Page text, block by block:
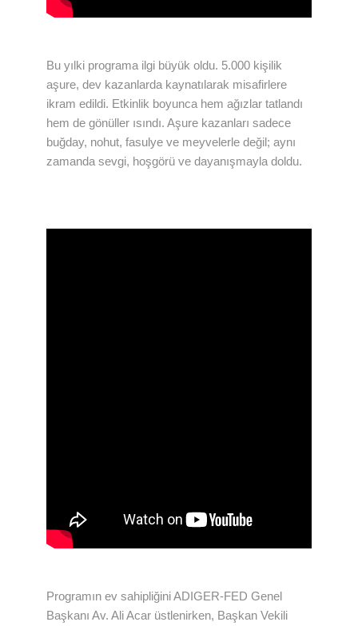
Bu yılki programa ilgi büyük oldu. 5.000 kişilik
aşure, dev kazanlarda kaynatılarak misafirlere
ikram edildi. Etkinlik boyunca hem ağızlar tatlandı
hem de gönüller ısındı. Aşure kazanları sadece
buğday, nohut, fasulye ve meyvelerle değil; aynı
zamanda sevgi, hoşgörü ve dayanışmayla doldu.
Programın ev sahipliğini ADIGER-FED Genel
Başkanı Av. Ali Acar üstlenirken, Başkan Vekili